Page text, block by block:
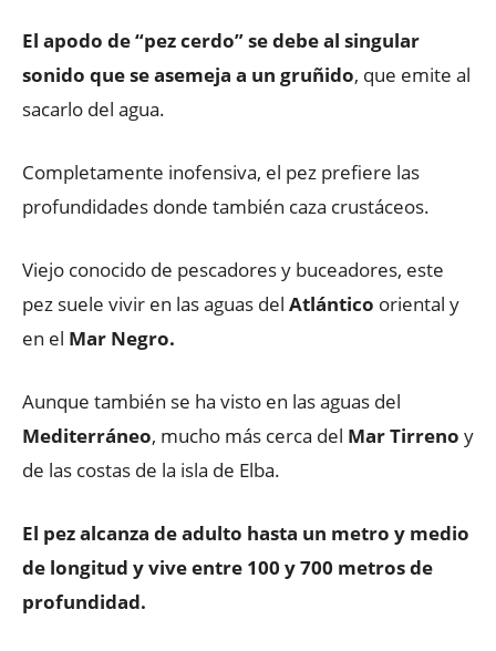
El apodo de “pez cerdo” se debe al singular
sonido que se asemeja a un gruñido, que emite al
sacarlo del agua.
Completamente inofensiva, el pez prefiere las
profundidades donde también caza crustáceos.
Viejo conocido de pescadores y buceadores, este
pez suele vivir en las aguas del Atlántico oriental y
en el Mar Negro.
Aunque también se ha visto en las aguas del
Mediterráneo, mucho más cerca del Mar Tirreno y
de las costas de la isla de Elba.
El pez alcanza de adulto hasta un metro y medio
de longitud y vive entre 100 y 700 metros de
profundidad.